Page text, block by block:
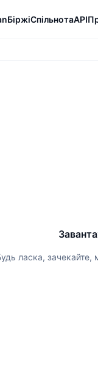
БіржіСпільнотаAPI
ласка, зачекайте,